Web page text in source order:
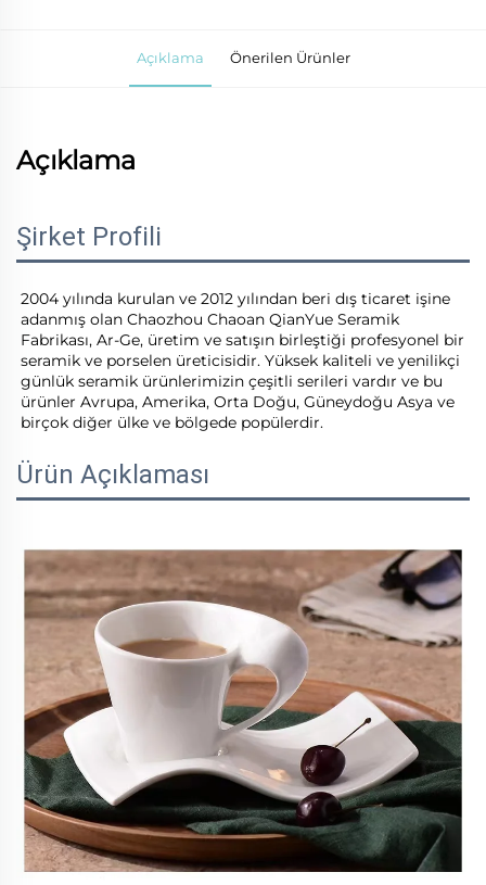
Açıklama Önerilen Ürünler
Açıklama
Şirket Profili
2004 yılında kurulan ve 2012 yılından beri dış ticaret işine
adanmış olan Chaozhou Chaoan QianYue Seramik
Fabrikası, Ar-Ge, üretim ve satışın birleştiği profesyonel bir
seramik ve porselen üreticisidir. Yüksek kaliteli ve yenilikçi
günlük seramik ürünlerimizin çeşitli serileri vardır ve bu
ürünler Avrupa, Amerika, Orta Doğu, Güneydoğu Asya ve
birçok diğer ülke ve bölgede popülerdir.
Ürün Açıklaması